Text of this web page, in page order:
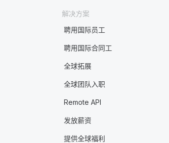
解决方案
聘用国际员工
聘用国际合同工
全球拓展
全球团队入职
Remote API
发放薪资
提供全球福利